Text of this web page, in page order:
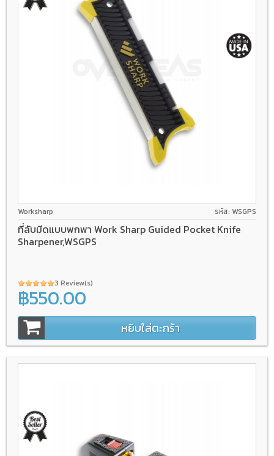
Worksharp รหัส: WSGPS
ที่ลับมีดแบบพกพา Work Sharp Guided Pocket Knife
Sharpener,WSGPS
3 Review(s)
฿550.00
หยิบใส่ตะกร้า